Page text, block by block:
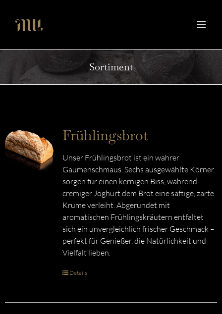
Inhalt
springen
Sortiment
Frühlingsbrot
Unser Frühlingsbrot ist ein wahrer
Gaumenschmaus. Sechs ausgewählte Körner
sorgen für einen kernigen Biss, während
cremiger Joghurt dem Brot eine saftige, zarte
Krume verleiht. Abgerundet mit
aromatischen Frühlingskräutern entfaltet
sich ein unvergleichlich frischer Geschmack –
perfekt für Genießer, die Natürlichkeit und
Vielfalt lieben.
Details